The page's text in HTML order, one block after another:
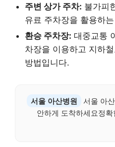
주변 상가 주차: 불가피
유료 주차장을 활용하
환승 주차장: 대중교통
차장을 이용하고 지하
방법입니다.
서울 아산병원
서울 아
안하게 도착하세요정